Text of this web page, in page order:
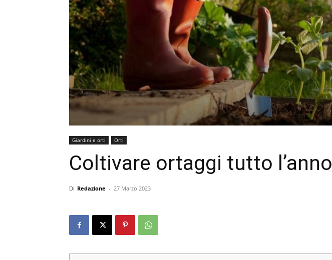
Giardini e orti Orti
Coltivare ortaggi tutto l’anno
Di Redazione - 27 Marzo 2023